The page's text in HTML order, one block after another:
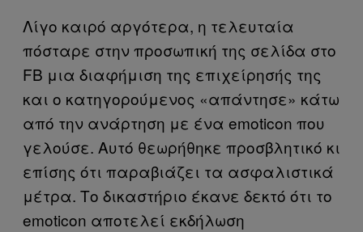
Λίγο καιρό αργότερα, η τελευταία
πόσταρε στην προσωπική της σελίδα στο
FB μια διαφήμιση της επιχείρησής της
και ο κατηγορούμενος «απάντησε» κάτω
από την ανάρτηση με ένα emoticon που
γελούσε. Αυτό θεωρήθηκε προσβλητικό κι
επίσης ότι παραβιάζει τα ασφαλιστικά
μέτρα. Το δικαστήριο έκανε δεκτό ότι το
emoticon αποτελεί εκδήλωση